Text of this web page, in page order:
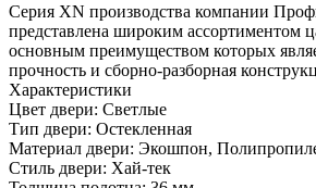
Серия ХN производства компании
представлена широким ассортиментом
основным преимуществом которых
прочность и сборно-разборная
Характеристики
Цвет двери: Светлые
Тип двери: Остекленная
Материал двери: Экошпон,
Стиль двери: Хай-тек